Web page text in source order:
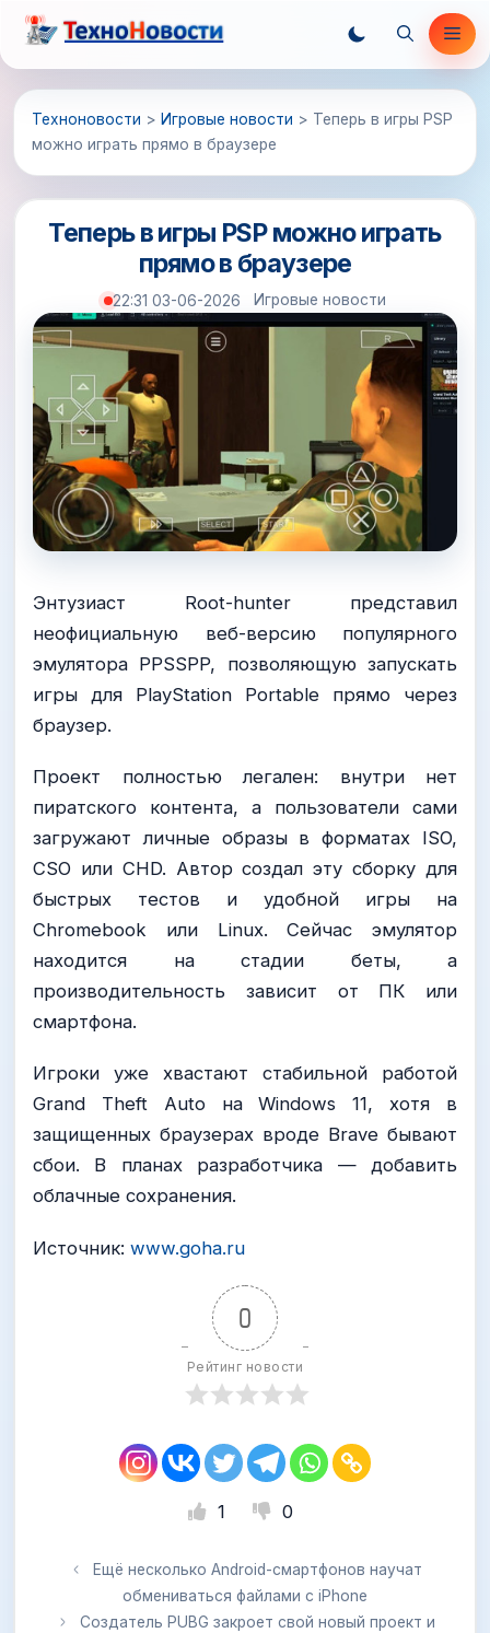
Перейти
содержимому
Техноновости > Игровые новости > Теперь в игры PSP
можно играть прямо в браузере
Теперь в игры PSP можно играть
прямо в браузере
22:31 03-06-2026 Игровые новости
Энтузиаст Root-hunter представил
неофициальную веб-версию популярного
эмулятора PPSSPP, позволяющую запускать
игры для PlayStation Portable прямо через
браузер.
Проект полностью легален: внутри нет
пиратского контента, а пользователи сами
загружают личные образы в форматах ISO,
CSO или CHD. Автор создал эту сборку для
быстрых тестов и удобной игры на
Chromebook или Linux. Сейчас эмулятор
находится на стадии беты, а
производительность зависит от ПК или
смартфона.
Игроки уже хвастают стабильной работой
Grand Theft Auto на Windows 11, хотя в
защищенных браузерах вроде Brave бывают
сбои. В планах разработчика — добавить
облачные сохранения.
Источник: www.goha.ru
0
Рейтинг новости
1 0
Ещё несколько Android-смартфонов научат
обмениваться файлами с iPhone
Создатель PUBG закроет свой новый проект и